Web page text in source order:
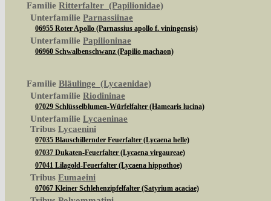
Familie Ritterfalter (Papilionidae)
Unterfamilie Parnassiinae
06955 Roter Apollo (Parnassius apollo f. viningensis)
Unterfamilie Papilioninae
06960 Schwalbenschwanz (Papilio machaon)
Familie Bläulinge (Lycaenidae)
Unterfamilie Riodininae
07029 Schlüsselblumen-Würfelfalter (Hamearis lucina)
Unterfamilie Lycaeninae
Tribus Lycaenini
07035 Blauschillernder Feuerfalter (Lycaena helle)
07037 Dukaten-Feuerfalter (Lycaena virgaureae)
07041 Lilagold-Feuerfalter (Lycaena hippothoe)
Tribus Eumaeini
07067 Kleiner Schlehenzipfelfalter (Satyrium acaciae)